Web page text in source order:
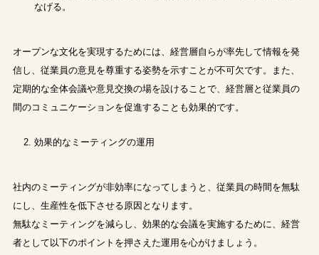
なげる。
オープンな文化を実現するためには、経営層自らが率先して情報を発
信し、従業員の意見を尊重する姿勢を示すことが不可欠です。また、
定期的な全体会議や意見交換の場を設けることで、経営層と従業員の
間のコミュニケーションを促進することも効果的です。
効果的なミーティングの運用
社内のミーティングが非効率になってしまうと、従業員の時間を無駄
にし、生産性を低下させる原因となります。
無駄なミーティングを減らし、効果的な会議を実施するために、経営
者として以下のポイントを押さえた運用を心がけましょう。